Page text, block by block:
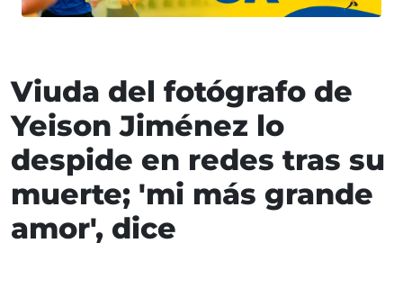
Viuda del fotógrafo de
Yeison Jiménez lo
despide en redes tras su
muerte; 'mi más grande
amor', dice